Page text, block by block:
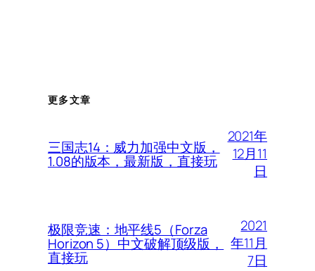
更多文章
三国志14：威力加强中文版，
1.08的版本，最新版，直接玩
2021年
12月11
日
极限竞速：地平线5（Forza
Horizon 5）中文破解顶级版，
直接玩
2021
年11月
7日